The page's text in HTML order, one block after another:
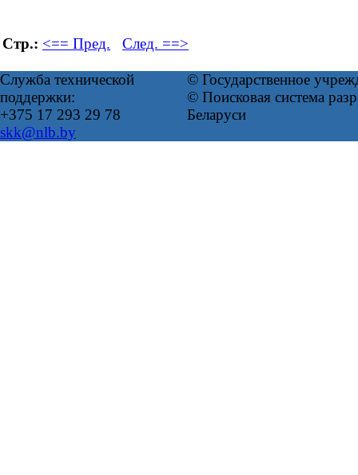
Стр.: <== Пред. След. ==>
Служба технической
поддержки:
+375 17 293 29 78
skk@nlb.by
© Государственное
© Поисковая система
Беларуси